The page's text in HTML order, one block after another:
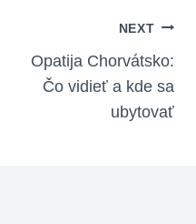
NEXT
Opatija Chorvátsko:
Čo vidieť a kde sa
ubytovať